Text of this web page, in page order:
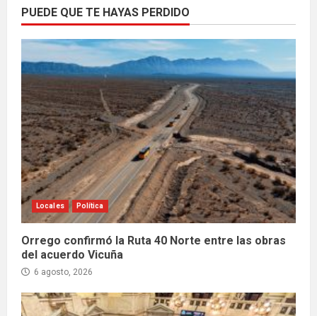
PUEDE QUE TE HAYAS PERDIDO
Locales Política
Orrego confirmó la Ruta 40 Norte entre las obras
del acuerdo Vicuña
6 agosto, 2026